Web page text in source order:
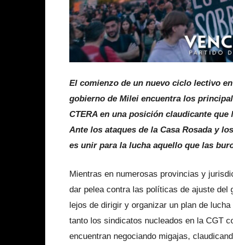
El comienzo de un nuevo ciclo lectivo
gobierno de Milei encuentra los
CTERA en una posición claudicante
Ante los ataques de la Casa Rosada y
es unir para la lucha aquello que las
Mientras en numerosas provincias y
dar pelea contra las políticas de ajuste del
lejos de dirigir y organizar un plan de
tanto los sindicatos nucleados en la CGT
encuentran negociando migajas,